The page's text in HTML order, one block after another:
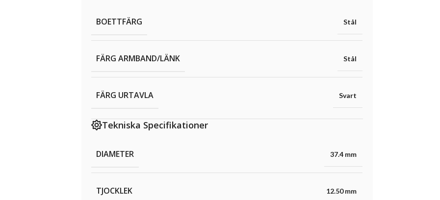
BOETTFÄRG Stål
FÄRG ARMBAND/LÄNK Stål
FÄRG URTAVLA Svart
Tekniska Specifikationer
DIAMETER 37.4 mm
TJOCKLEK 12.50 mm